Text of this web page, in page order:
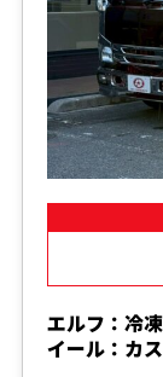
エルフ：冷
イール：カ